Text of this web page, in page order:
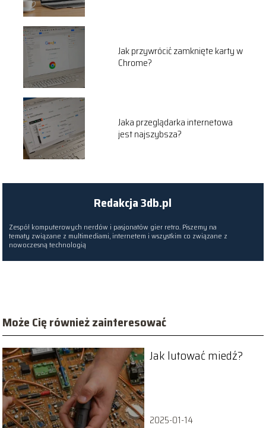
Jak przywrócić zamknięte karty w
Chrome?
Jaka przeglądarka internetowa
jest najszybsza?
Redakcja 3db.pl
Zespół komputerowych nerdów i pasjonatów gier retro. Piszemy na
tematy związane z multimediami, internetem i wszystkim co związane z
nowoczesną technologią
Może Cię również zainteresować
Jak lutować miedź?
2025-01-14